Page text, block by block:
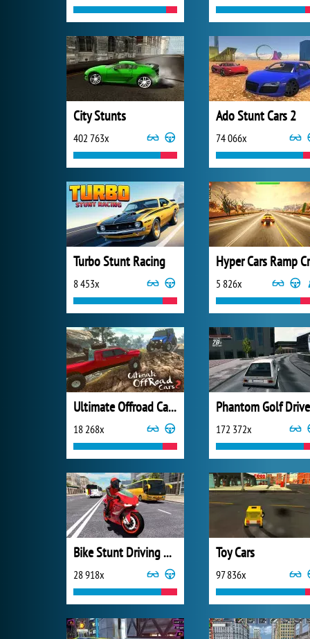
City Stunts
402 763x
Ado Stunt Cars 2
74 066x
Turbo Stunt Racing
8 453x 5 826x
Ultimate Offroad Cars 2
18 268x
Phantom Golf
172 372x
Bike Stunt Driving Simulator 3D
28 918x
Toy Cars
97 836x